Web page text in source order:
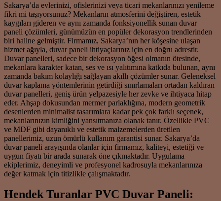
Sakarya’da evlerinizi, ofislerinizi veya ticari mekanlarınızı yenileme
fikri mi taşıyorsunuz? Mekanların atmosferini değiştiren, estetik
kaygıları gideren ve aynı zamanda fonksiyonellik sunan duvar
paneli çözümleri, günümüzün en popüler dekorasyon trendlerinden
biri haline gelmiştir. Firmamız, Sakarya’nın her köşesine ulaşan
hizmet ağıyla, duvar paneli ihtiyaçlarınız için en doğru adrestir.
Duvar panelleri, sadece bir dekorasyon öğesi olmanın ötesinde,
mekanlara karakter katan, ses ve ısı yalıtımına katkıda bulunan, aynı
zamanda bakım kolaylığı sağlayan akıllı çözümler sunar. Geleneksel
duvar kaplama yöntemlerinin getirdiği sınırlamaları ortadan kaldıran
duvar panelleri, geniş ürün yelpazesiyle her zevke ve ihtiyaca hitap
eder. Ahşap dokusundan mermer parlaklığına, modern geometrik
desenlerden minimalist tasarımlara kadar pek çok farklı seçenek,
mekanlarınızın kimliğini yansıtmanıza olanak tanır. Özellikle PVC
ve MDF gibi dayanıklı ve estetik malzemelerden üretilen
panellerimiz, uzun ömürlü kullanım garantisi sunar. Sakarya’da
duvar paneli arayışında olanlar için firmamız, kaliteyi, estetiği ve
uygun fiyatı bir arada sunarak öne çıkmaktadır. Uygulama
ekiplerimiz, deneyimli ve profesyonel kadrosuyla mekanlarınıza
değer katmak için titizlikle çalışmaktadır.
Hendek Turanlar PVC Duvar Paneli: